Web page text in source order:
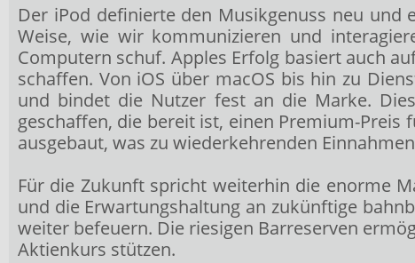
Der iPod definierte den Musikgenuss neu
Weise, wie wir kommunizieren und
Computern schuf. Apples Erfolg basiert auch
schaffen. Von iOS über macOS bis hin zu
und bindet die Nutzer fest an die Marke.
geschaffen, die bereit ist, einen Premium-Preis
ausgebaut, was zu wiederkehrenden
Für die Zukunft spricht weiterhin die enorme
und die Erwartungshaltung an zukünftige
weiter befeuern. Die riesigen Barreserven
Aktienkurs stützen.